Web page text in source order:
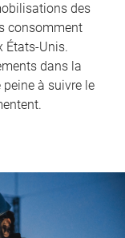
des
consomment
États-Unis.
dans la
à suivre le